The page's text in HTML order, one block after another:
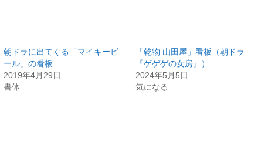
朝ドラに出てくる「マイキービ
ール」の看板
2019年4月29日
書体
「乾物 山田屋」看板（朝ドラ
『ゲゲゲの女房』）
2024年5月5日
気になる